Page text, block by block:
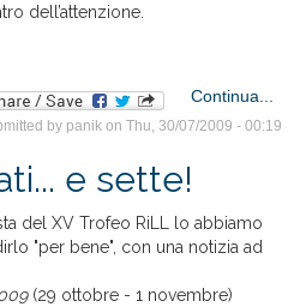
dell’attenzione.
Continua...
by panik on Thu, 30/07/2009 - 00:19
e sette!
del XV Trofeo RiLL lo abbiamo
"per bene", con una notizia ad
(29 ottobre - 1 novembre)